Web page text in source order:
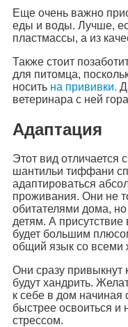
Еще очень важно
еды и воды. Лучше,
пластмассы, а из
Также стоит
для питомца,
носить на прививки.
ветеринара с ней
Адаптация
Этот вид отличается
шантильи тиффани
адаптироваться
проживания. Они не
обитателями дома,
детям. А
будет большим
общий язык со всеми
Они сразу привыкнут
будут хандрить.
к себе в дом
быстрее освоиться и
стрессом.